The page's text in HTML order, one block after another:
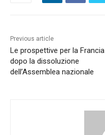
Previous article
Le prospettive per la Francia
dopo la dissoluzione
dell’Assemblea nazionale